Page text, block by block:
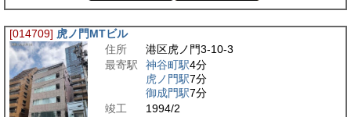
[014709] 虎ノ門MTビル
住所
港区虎ノ門3-10-3
最寄駅
神谷町駅4分
虎ノ門駅7分
御成門駅7分
竣工
1994/2